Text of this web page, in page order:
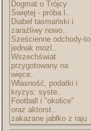
Dogmat o Trójcy
Świętej - próba l..
Diabeł tasmański i
zaraźliwy nowo..
Sześcienne odchody-to
jednak możl..
Wszechświat
przygotowany na
więce..
Własność, podatki i
kryzys: syste..
Football i "okolice"
oraz aktorst..
zakazane jabłko z raju